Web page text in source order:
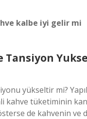
kalbe iyi gelir mi
Tansiyon
yükseltir mi?
kahve tüketiminin kan
de kahvenin ve